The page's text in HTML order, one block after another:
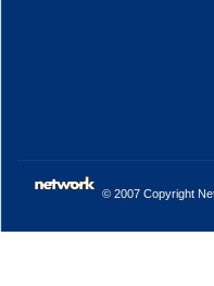
© 2007 Copyright